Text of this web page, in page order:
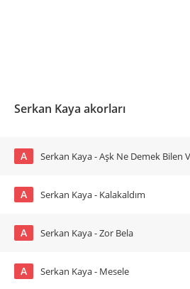
Serkan Kaya akorları
A Serkan Kaya - Aşk Ne Demek Bilen
A Serkan Kaya - Kalakaldım
A Serkan Kaya - Zor Bela
A Serkan Kaya - Mesele